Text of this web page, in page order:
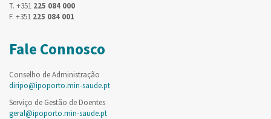
T. +351 225 084 000
F. +351 225 084 001
Fale Connosco
Conselho de Administração
diripo@ipoporto.min-saude.pt
Serviço de Gestão de Doentes
geral@ipoporto.min-saude.pt